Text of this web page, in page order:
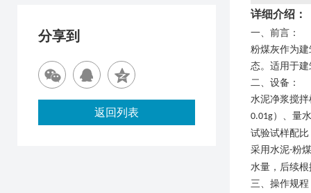
详细介绍：
一、 前言 ：
粉煤灰作为
态。适用于
二、 设备 ：
水泥净浆搅拌
0.01g）、量
试验试样配比
采用水泥-粉
水量，后续
三、 操作规程
分享到
返回列表